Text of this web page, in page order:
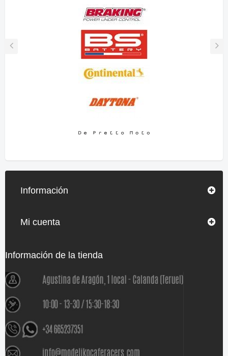
Información
Mi cuenta
Información de la tienda